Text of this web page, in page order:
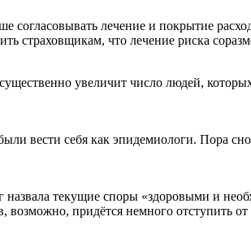
согласовывать лечение и покрытие
страховщикам, что лечение риска
увеличит число людей,
вести себя как эпидемиологи. Пора
текущие споры «здоровыми и
возможно, придётся немного отступить